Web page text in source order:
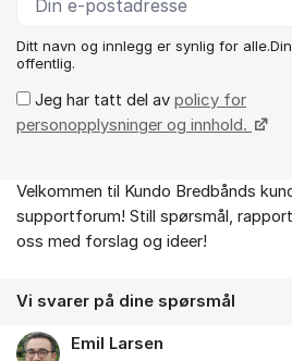
Ditt navn og innlegg er synlig for
offentlig.
Jeg har tatt del av policy for
personopplysninger og innhold.
Om forumet
Velkommen til Kundo Bredbånds
supportforum! Still spørsmål,
oss med forslag og ideer!
Vi svarer på dine spørsmål
Emil Larsen